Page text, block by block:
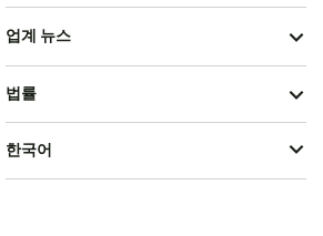
업계 뉴스
법률
한국어